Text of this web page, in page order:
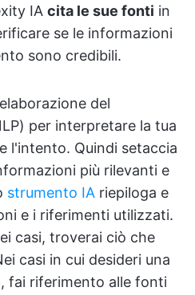
IA cita le sue fonti in
se le informazioni
sono credibili.
del
per interpretare la tua
l'intento. Quindi setaccia
più rilevanti e
strumento IA riepiloga e
e i riferimenti utilizzati.
casi, troverai ciò che
casi in cui desideri una
fai riferimento alle fonti